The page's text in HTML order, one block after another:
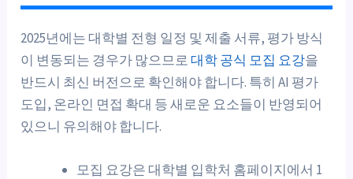
2025년에는 대학별 전형 일정 및 제출 서류, 평가 방식
이 변동되는 경우가 많으므로대학 공식 모집 요강을
반드시 최신 버전으로 확인해야 합니다. 특히 AI 평가
도입, 온라인 면접 확대 등 새로운 요소들이 반영되어
있으니 유의해야 합니다.
모집 요강은 대학별 입학처 홈페이지에서 1